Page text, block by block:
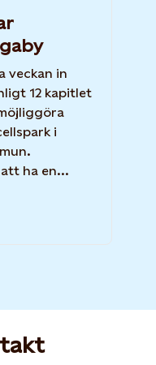
veckan in
12 kapitlet
i
ha en...